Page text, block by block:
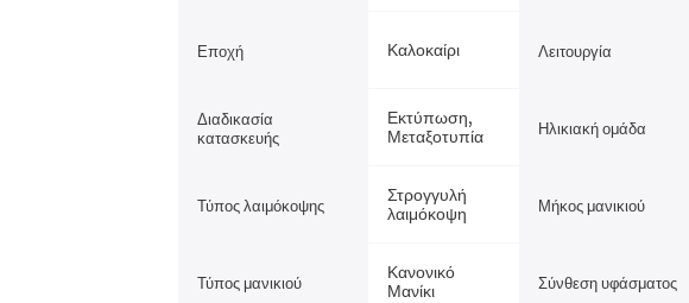
Εποχή Καλοκαίρι Λειτουργία
Διαδικασία
κατασκευής
Εκτύπωση,
Μεταξοτυπία
Ηλικιακή ομάδα
Τύπος λαιμόκοψης
Στρογγυλή
λαιμόκοψη
Μήκος μανικιού
Τύπος μανικιού
Κανονικό
Μανίκι
Σύνθεση υφάσματος